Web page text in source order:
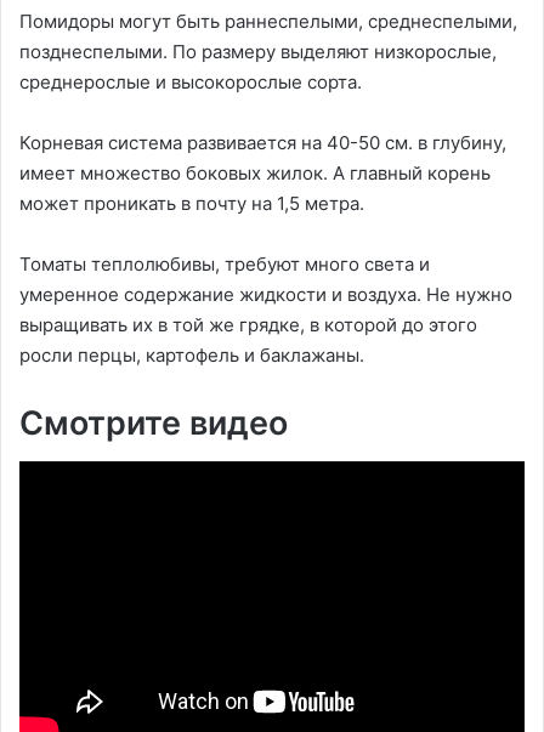
Помидоры могут быть раннеспелыми, среднеспелыми,
позднеспелыми. По размеру выделяют низкорослые,
среднерослые и высокорослые сорта.
Корневая система развивается на 40-50 см. в глубину,
имеет множество боковых жилок. А главный корень
может проникать в почту на 1,5 метра.
Томаты теплолюбивы, требуют много света и
умеренное содержание жидкости и воздуха. Не нужно
выращивать их в той же грядке, в которой до этого
росли перцы, картофель и баклажаны.
Смотрите видео